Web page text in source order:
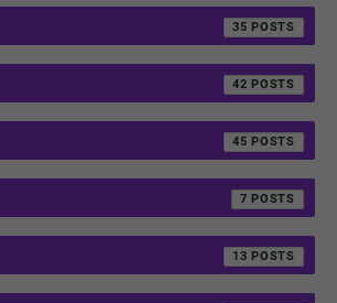
35
42
45
7
13